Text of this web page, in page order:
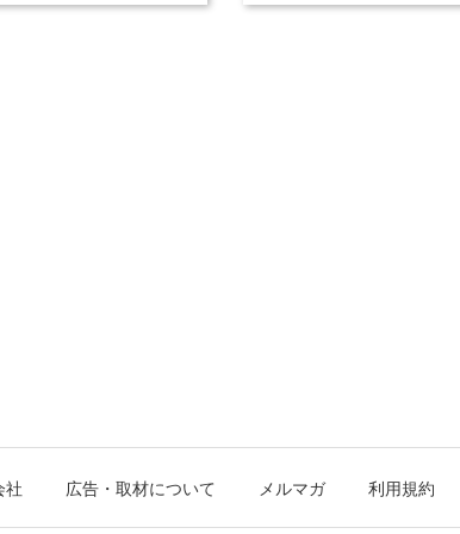
社 広告・取材について メルマガ 利用規約